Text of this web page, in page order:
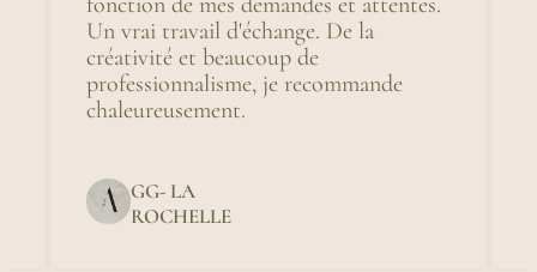
Un vrai travail d'échange. De la
créativité et beaucoup de
professionnalisme, je recommande
chaleureusement.
GG- LA
ROCHELLE